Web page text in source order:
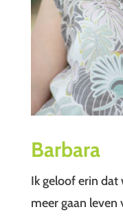
Barbara
Ik geloof erin dat
meer gaan